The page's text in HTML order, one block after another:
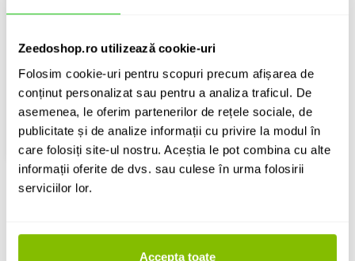
Zeedoshop.ro utilizează cookie-uri
Folosim cookie-uri pentru scopuri precum afișarea de
conținut personalizat sau pentru a analiza traficul. De
asemenea, le oferim partenerilor de rețele sociale, de
publicitate și de analize informații cu privire la modul în
care folosiți site-ul nostru. Aceștia le pot combina cu alte
informații oferite de dvs. sau culese în urma folosirii
serviciilor lor.
Accepta toate
Yamaha KS-SW100
888 Lei
Contactati-ne pentru stoc
ADAUGA IN COS